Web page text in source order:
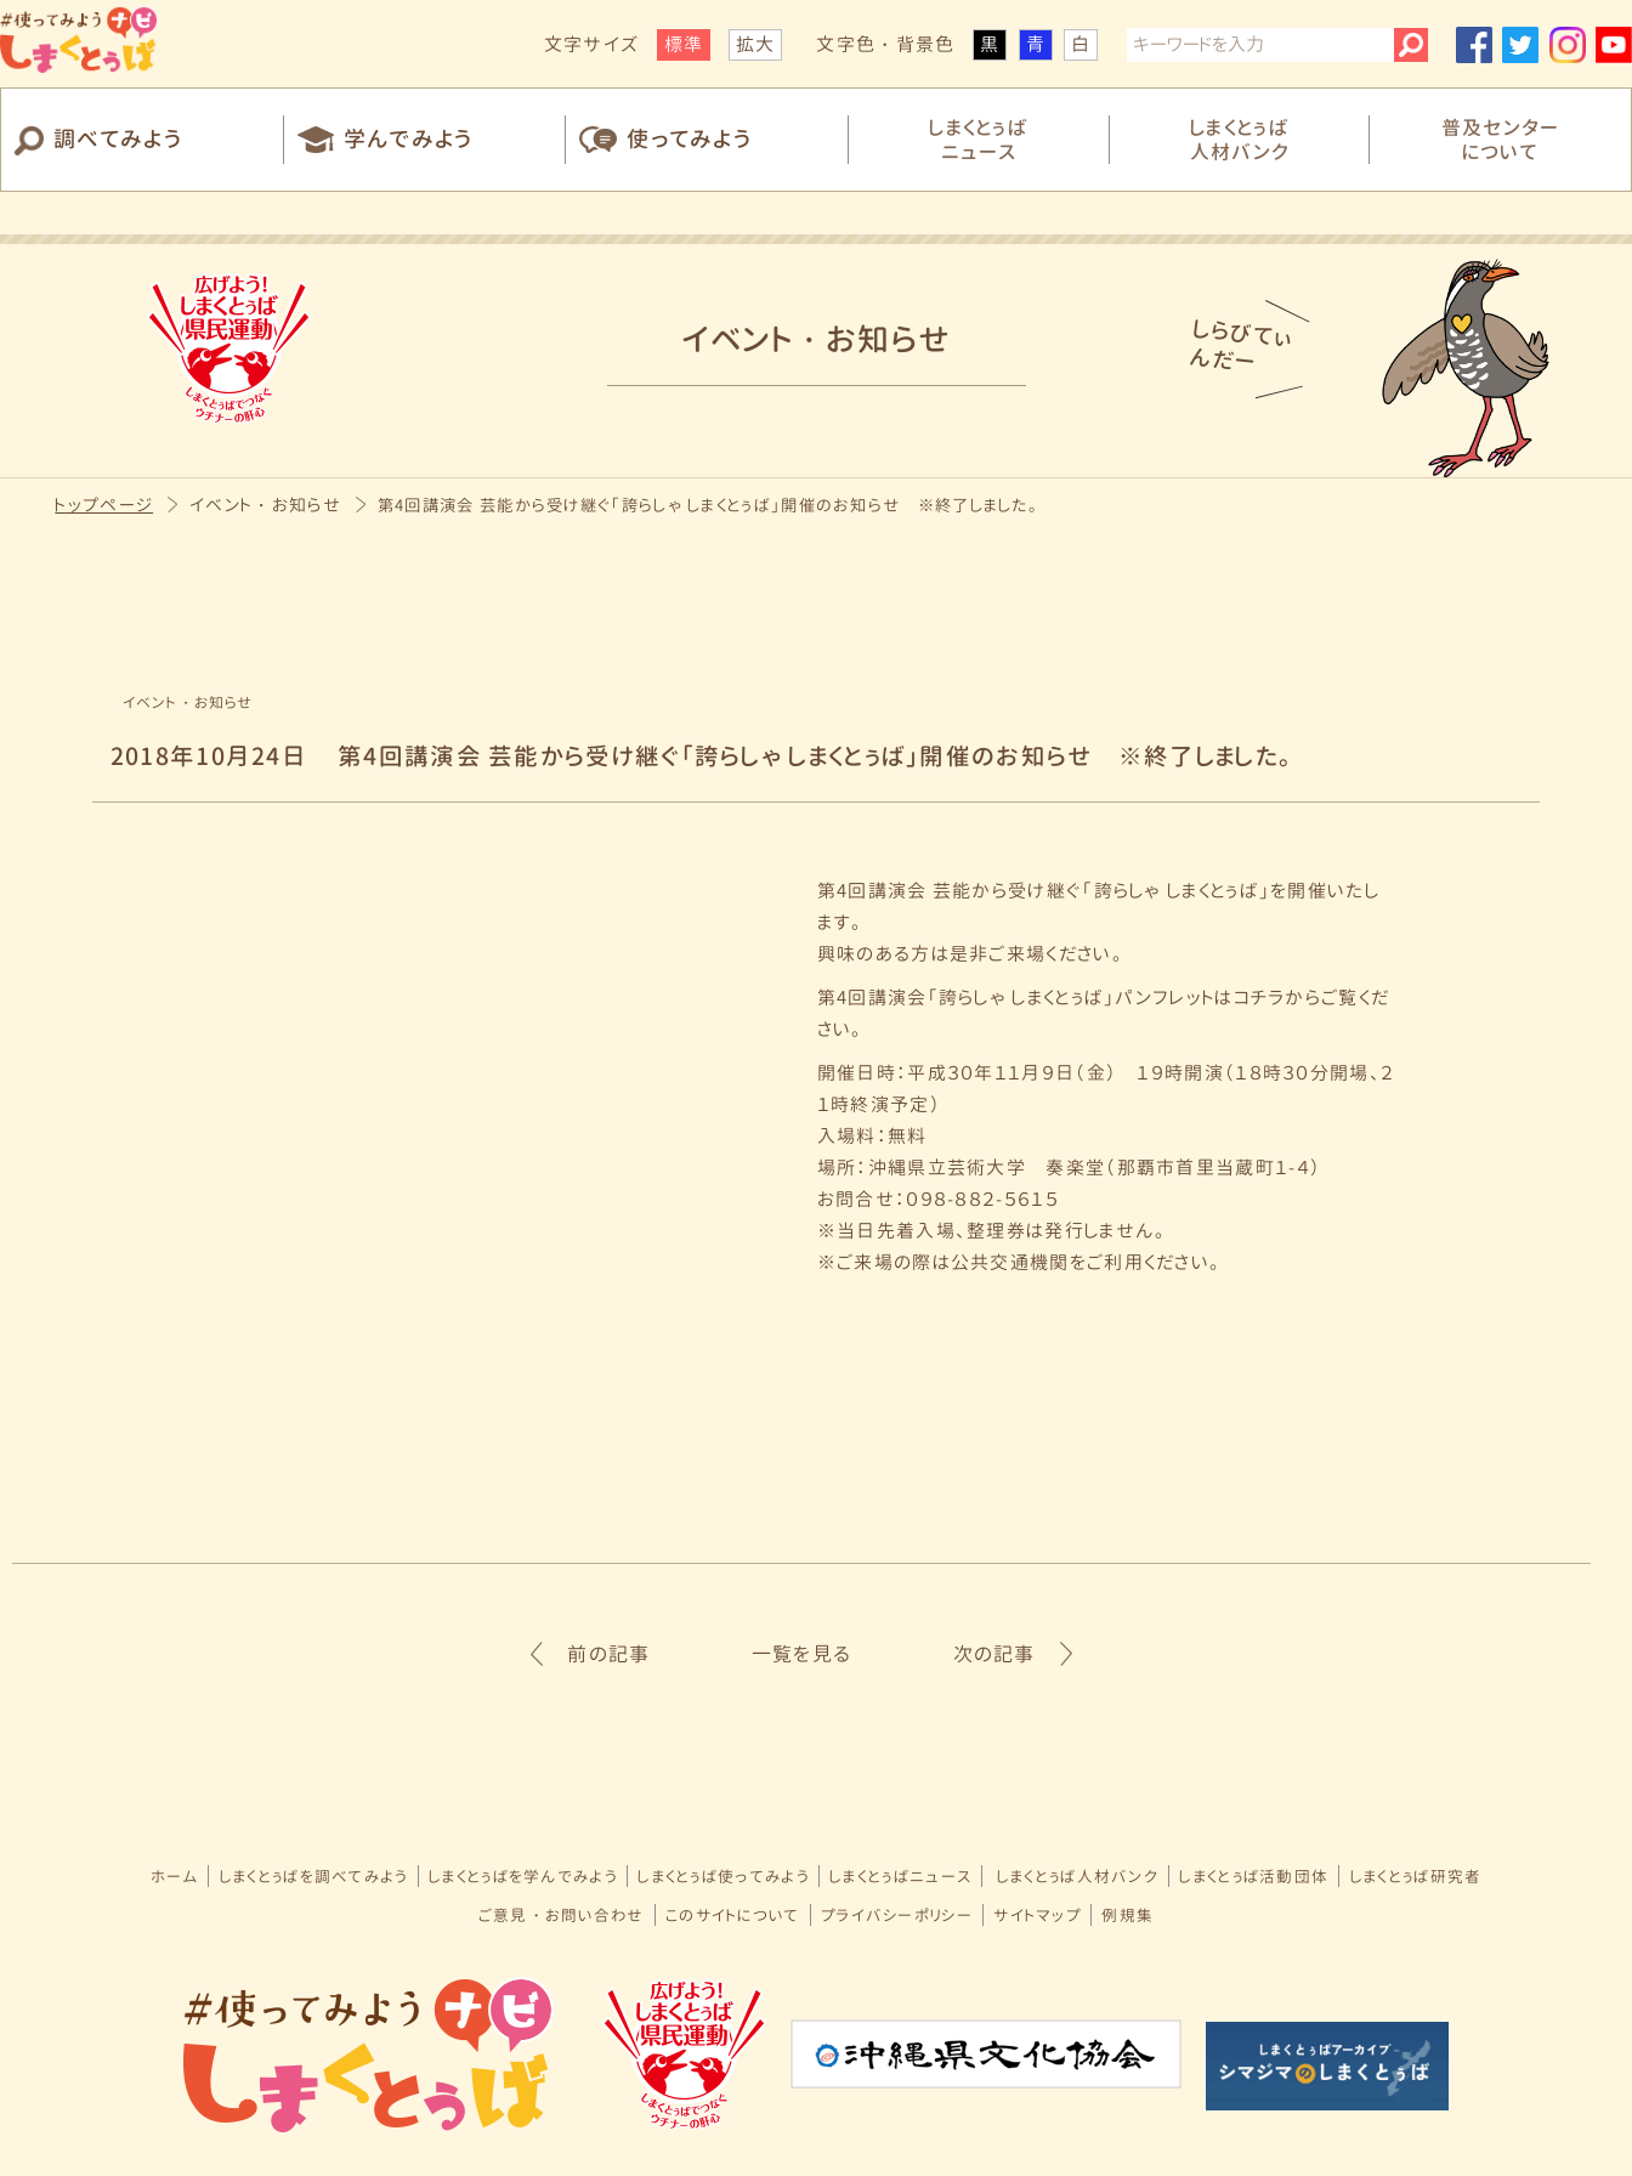
文字サイズ 標準 拡大 文字色・背景色 黒 青 白
調べてみよう 学んでみよう 使ってみよう
しまくとぅば
ニュース
しまくとぅば
人材バンク
普及センター
について
イベント・お知らせ しらびてぃ
んだー
トップページ イベント・お知らせ 第4回講演会 芸能から受け継ぐ「誇らしゃ しまくとぅば」開催のお知らせ ※終了しました。
イベント・お知らせ
2018年10月24日 第4回講演会 芸能から受け継ぐ「誇らしゃ しまくとぅば」開催のお知らせ ※終了しました。
第4回講演会 芸能から受け継ぐ「誇らしゃ しまくとぅば」を開催いたし
ます。
興味のある方は是非ご来場ください。
第4回講演会「誇らしゃ しまくとぅば」パンフレットはコチラからご覧くだ
さい。
開催日時：平成３０年１１月９日（金） １９時開演（１８時３０分開場、２
１時終演予定）
入場料：無料
場所：沖縄県立芸術大学 奏楽堂（那覇市首里当蔵町１-４）
お問合せ：０９８-８８２-５６１５
※当日先着入場、整理券は発行しません。
※ご来場の際は公共交通機関をご利用ください。
前の記事 一覧を見る 次の記事
ホーム しまくとぅばを調べてみよう しまくとぅばを学んでみよう しまくとぅば使ってみよう しまくとぅばニュース しまくとぅば人材バンク しまくとぅば活動団体
しまくとぅば研究者
ご意見・お問い合わせ
このサイトについて プライバシーポリシー サイトマップ 例規集